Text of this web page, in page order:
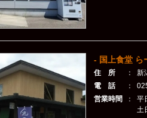
- 国上食堂 ら
住 所 ：
新
電 話
：
営業時間
：
平
土